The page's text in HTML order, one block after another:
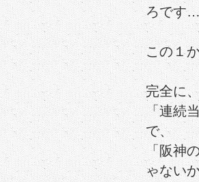
ろです
この１
完全に
「連続
で、
「阪神
ゃない